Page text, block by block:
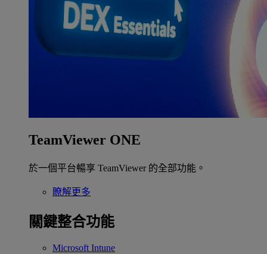
TeamViewer ONE
於一個平台暢享 TeamViewer 的全部功能。
瞭解更多
關鍵整合功能
Microsoft Intune